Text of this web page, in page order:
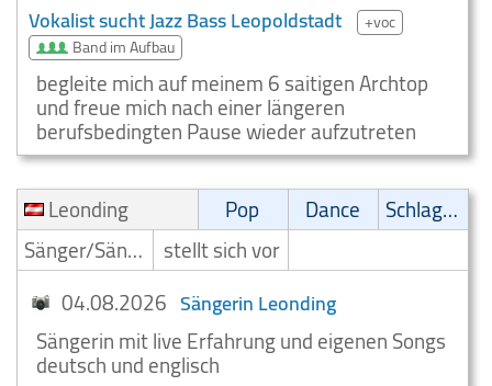
Vokalist sucht Jazz Bass Leopoldstadt
+voc
Band im Aufbau
begleite mich auf meinem 6 saitigen Archtop
und freue mich nach einer längeren
berufsbedingten Pause wieder aufzutreten
Leonding
Pop Dance
Schlager
Sänger/Sängerin stellt sich vor
04.08.2026 Sängerin Leonding
Sängerin mit live Erfahrung und eigenen Songs
deutsch und englisch